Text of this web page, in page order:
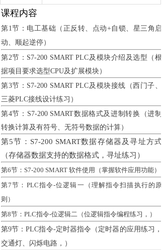
第1节：电工基础（正反转、点动+自锁、星三角启
动、顺起逆停）
第2节：S7-200 SMART PLC及模块介绍及选型（根
据项目要求选型CPU及扩展模块）
第3节：S7-200 SMART PLC及模块接线（西门子、
三菱PLC接线设计练习）
第4节：S7-200 SMART数据格式及进制转换（进制
转换计算及有符号、无符号数据的计算）
第5节：S7-200 SMART数据存储器及寻址方式
（存储器数据支持的数据格式，寻址练习）
第6节：S7-200 SMART 软件使用（掌握软件应用功能）
第7节：PLC指令-位逻辑一（理解指令扫描执行的原
则）
第8节：PLC指令-位逻辑二（位逻辑指令编程练习，）
第9节：PLC指令-定时器指令（定时器的应用练习，
交通灯、闪烁电路，）
课程内容